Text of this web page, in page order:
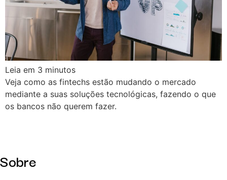
Leia em 3 minutos
Veja como as fintechs estão mudando o mercado
mediante a suas soluções tecnológicas, fazendo o que
os bancos não querem fazer.
Sobre